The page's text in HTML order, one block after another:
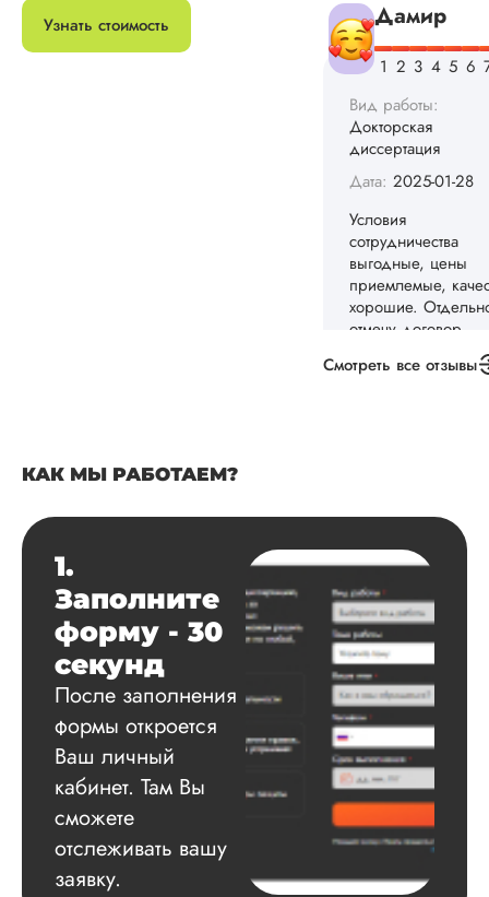
Узнать стоимость
Читать полный
Анастасия
Вид работы:
диссертация
Дата:2024-02-10
Заказывала
докторскую
истории. Автор
исследования и
которые
Спасибо.
Дана
Вид работы:
Докторская
диссертация
Дата:2024-09-01
У меня не будет
Смотреть все отзывы
КАК МЫ РАБОТАЕМ?
1.
Заполните
форму - 30
секунд
После заполнения
формы откроется
Ваш личный
кабинет. Там Вы
сможете
отслеживать вашу
заявку.